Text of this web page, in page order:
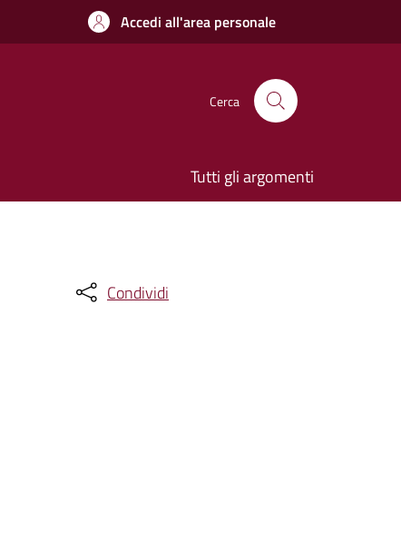
Accedi all'area personale
Cerca
Tutti gli argomenti
Condividi